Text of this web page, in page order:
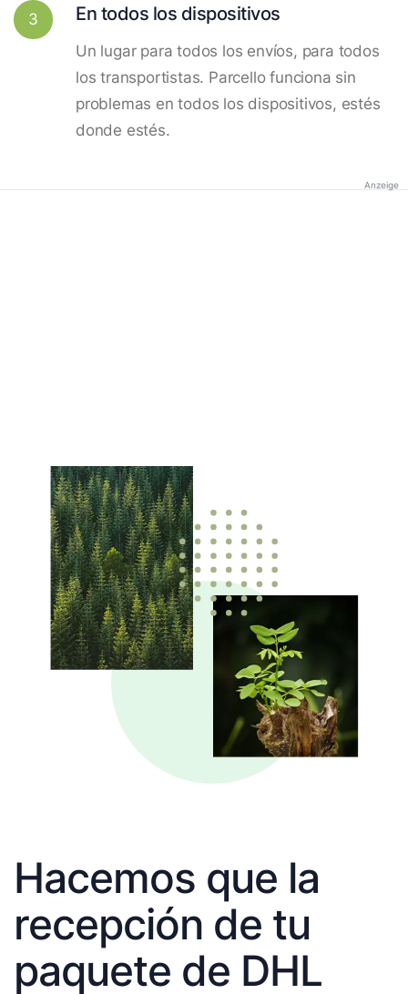
3 En todos los dispositivos
Un lugar para todos los envíos, para todos
los transportistas. Parcello funciona sin
problemas en todos los dispositivos, estés
donde estés.
Anzeige
Hacemos que la
recepción de tu
paquete de DHL